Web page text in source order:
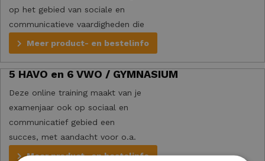
op het gebied van sociale en
communicatieve vaardigheden die
van pas komen in de bovenbouw.
Meer product- en bestelinfo
5 HAVO en 6 VWO / GYMNASIUM
Deze online training maakt van je
examenjaar ook op sociaal en
communicatief gebied een
succes, met aandacht voor o.a.
presenteren en feedback.
Meer product- en bestelinfo